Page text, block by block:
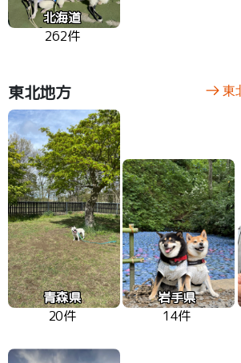
北海道
262件
東北地方 東
青森県
20件
岩手県
14件